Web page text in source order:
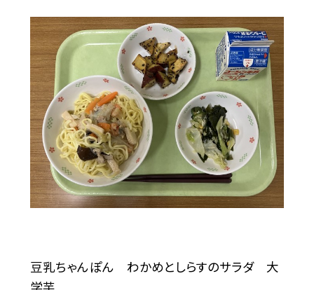
豆乳ちゃんぽん わかめとしらすのサラダ 大